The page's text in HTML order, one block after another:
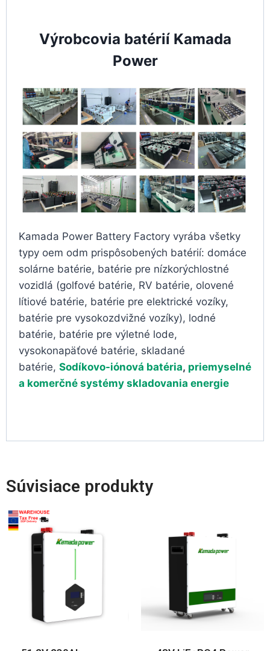
Výrobcovia batérií Kamada
Power
Kamada Power Battery Factory vyrába všetky
typy oem odm prispôsobených batérií: domáce
solárne batérie, batérie pre nízkorýchlostné
vozidlá (golfové batérie, RV batérie, olovené
lítiové batérie, batérie pre elektrické vozíky,
batérie pre vysokozdvižné vozíky), lodné
batérie, batérie pre výletné lode,
vysokonapäťové batérie, skladané
batérie, Sodíkovo-iónová batéria, priemyselné
a komerčné systémy skladovania energie
Súvisiace produkty